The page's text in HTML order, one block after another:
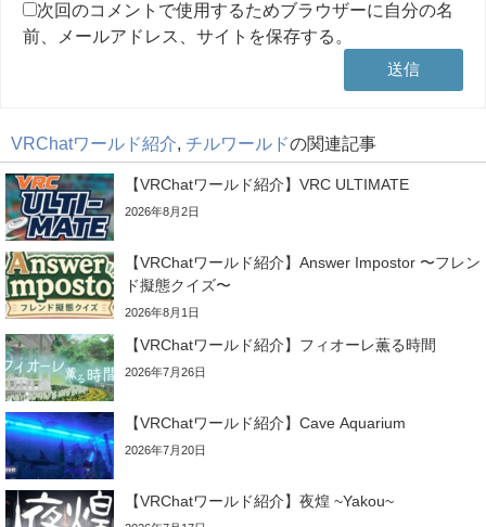
次回のコメントで使用するためブラウザーに自分の名
前、メールアドレス、サイトを保存する。
VRChatワールド紹介, チルワールドの関連記事
【VRChatワールド紹介】VRC ULTIMATE
2026年8月2日
【VRChatワールド紹介】Answer Impostor 〜フレン
ド擬態クイズ〜
2026年8月1日
【VRChatワールド紹介】フィオーレ薫る時間
2026年7月26日
【VRChatワールド紹介】Cave Aquarium
2026年7月20日
【VRChatワールド紹介】夜煌 ~Yakou~